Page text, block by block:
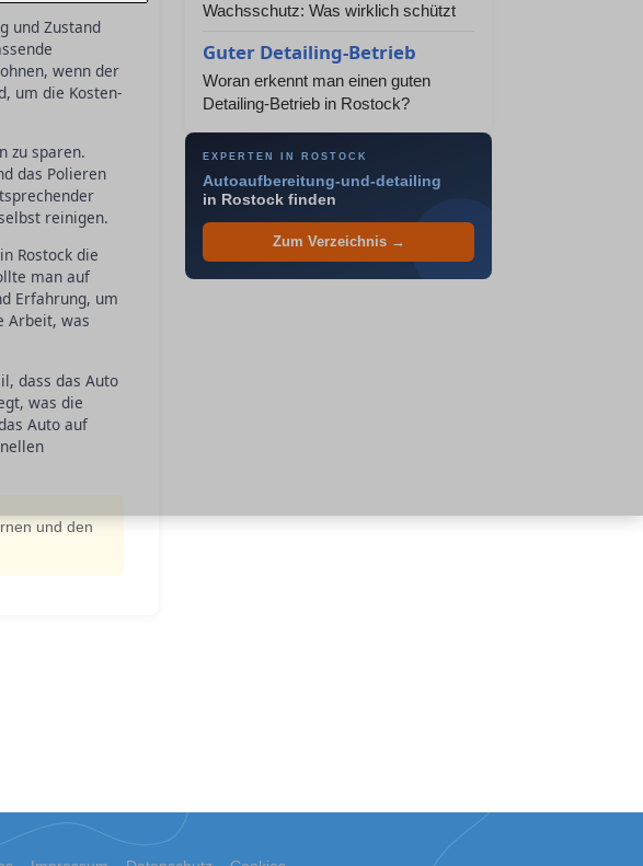
und Zustand
wenn der
um die Kosten-
zu sparen.
das Polieren
reinigen.
Rostock die
man auf
Erfahrung, um
Arbeit, was
dass das Auto
was die
Auto auf
und den
Wachsschutz: Was wirklich schützt
Guter Detailing-Betrieb
Woran erkennt man einen guten
Detailing-Betrieb in Rostock?
EXPERTEN IN ROSTOCK
Autoaufbereitung-und-detailing
in Rostock finden
Zum Verzeichnis →